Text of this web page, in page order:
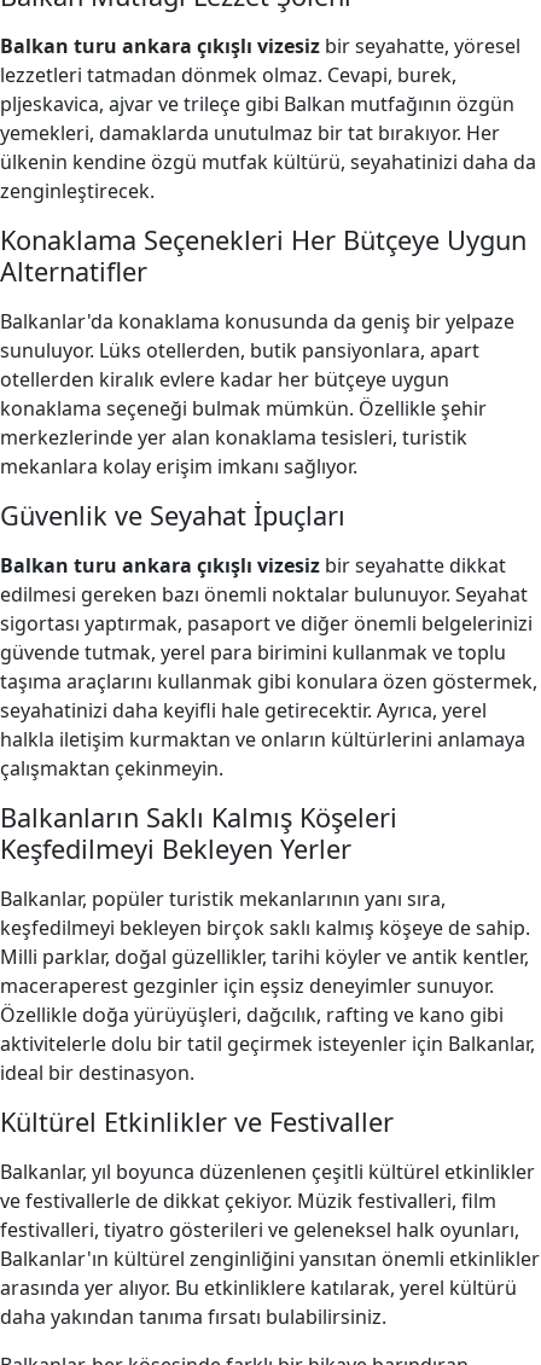
Balkan turu ankara çıkışlı vizesiz bir seyahatte, yöresel
lezzetleri tatmadan dönmek olmaz. Cevapi, burek,
pljeskavica, ajvar ve trileçe gibi Balkan mutfağının özgün
yemekleri, damaklarda unutulmaz bir tat bırakıyor. Her
ülkenin kendine özgü mutfak kültürü, seyahatinizi daha da
zenginleştirecek.
Konaklama Seçenekleri Her Bütçeye Uygun
Alternatifler
Balkanlar'da konaklama konusunda da geniş bir yelpaze
sunuluyor. Lüks otellerden, butik pansiyonlara, apart
otellerden kiralık evlere kadar her bütçeye uygun
konaklama seçeneği bulmak mümkün. Özellikle şehir
merkezlerinde yer alan konaklama tesisleri, turistik
mekanlara kolay erişim imkanı sağlıyor.
Güvenlik ve Seyahat İpuçları
Balkan turu ankara çıkışlı vizesiz bir seyahatte dikkat
edilmesi gereken bazı önemli noktalar bulunuyor. Seyahat
sigortası yaptırmak, pasaport ve diğer önemli belgelerinizi
güvende tutmak, yerel para birimini kullanmak ve toplu
taşıma araçlarını kullanmak gibi konulara özen göstermek,
seyahatinizi daha keyifli hale getirecektir. Ayrıca, yerel
halkla iletişim kurmaktan ve onların kültürlerini anlamaya
çalışmaktan çekinmeyin.
Balkanların Saklı Kalmış Köşeleri
Keşfedilmeyi Bekleyen Yerler
Balkanlar, popüler turistik mekanlarının yanı sıra,
keşfedilmeyi bekleyen birçok saklı kalmış köşeye de sahip.
Milli parklar, doğal güzellikler, tarihi köyler ve antik kentler,
maceraperest gezginler için eşsiz deneyimler sunuyor.
Özellikle doğa yürüyüşleri, dağcılık, rafting ve kano gibi
aktivitelerle dolu bir tatil geçirmek isteyenler için Balkanlar,
ideal bir destinasyon.
Kültürel Etkinlikler ve Festivaller
Balkanlar, yıl boyunca düzenlenen çeşitli kültürel etkinlikler
ve festivallerle de dikkat çekiyor. Müzik festivalleri, film
festivalleri, tiyatro gösterileri ve geleneksel halk oyunları,
Balkanlar'ın kültürel zenginliğini yansıtan önemli etkinlikler
arasında yer alıyor. Bu etkinliklere katılarak, yerel kültürü
daha yakından tanıma fırsatı bulabilirsiniz.